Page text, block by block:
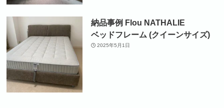
納品事例 Flou NATHALIE
ベッドフレーム (クイーンサイズ)
2025年5月1日